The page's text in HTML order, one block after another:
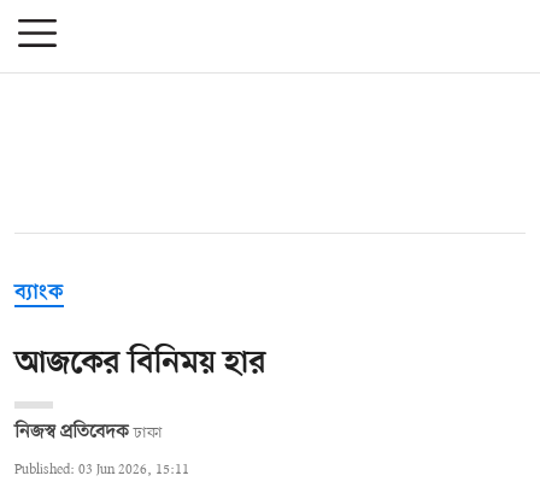
ব্যাংক
আজকের বিনিময় হার
নিজস্ব প্রতিবেদক ঢাকা
Published: 03 Jun 2026, 15:11